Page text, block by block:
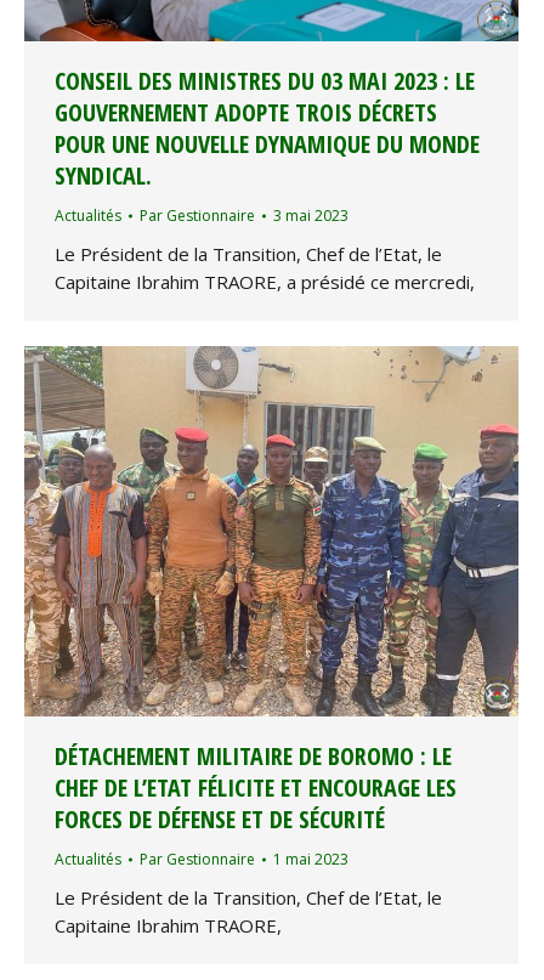
CONSEIL DES MINISTRES DU 03 MAI 2023 : LE
GOUVERNEMENT ADOPTE TROIS DÉCRETS
POUR UNE NOUVELLE DYNAMIQUE DU MONDE
SYNDICAL.
Actualités Par Gestionnaire 3 mai 2023
Le Président de la Transition, Chef de l’Etat, le
Capitaine Ibrahim TRAORE, a présidé ce mercredi,
DÉTACHEMENT MILITAIRE DE BOROMO : LE
CHEF DE L’ETAT FÉLICITE ET ENCOURAGE LES
FORCES DE DÉFENSE ET DE SÉCURITÉ
Actualités Par Gestionnaire 1 mai 2023
Le Président de la Transition, Chef de l’Etat, le
Capitaine Ibrahim TRAORE,